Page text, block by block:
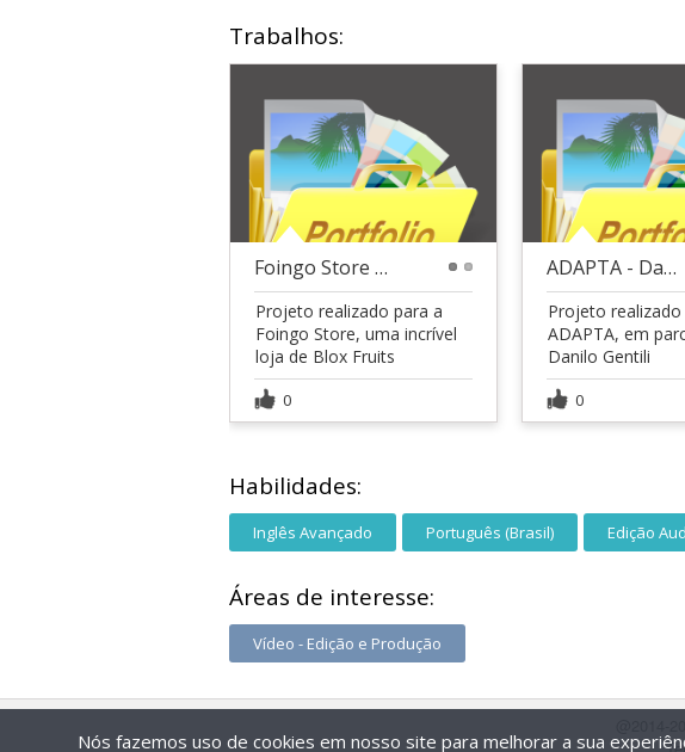
Trabalhos:
Foingo Store - Blox Fruits
Projeto realizado para a
Foingo Store, uma incrível
loja de Blox Fruits
0
ADAPTA - Danilo Gentili
Projeto realizado
ADAPTA, em
Danilo Gentili
0
Habilidades:
Inglês Avançado Português (Brasil) Edição
Áreas de interesse:
Vídeo - Edição e Produção
Nós fazemos uso de cookies em nosso site para melhorar a sua